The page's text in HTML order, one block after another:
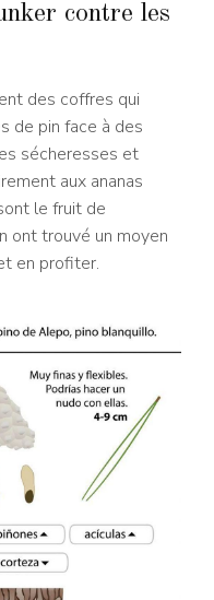
contre les
des coffres qui
de pin face à des
sécheresses et
aux ananas
le fruit de
ont trouvé un moyen
en profiter.